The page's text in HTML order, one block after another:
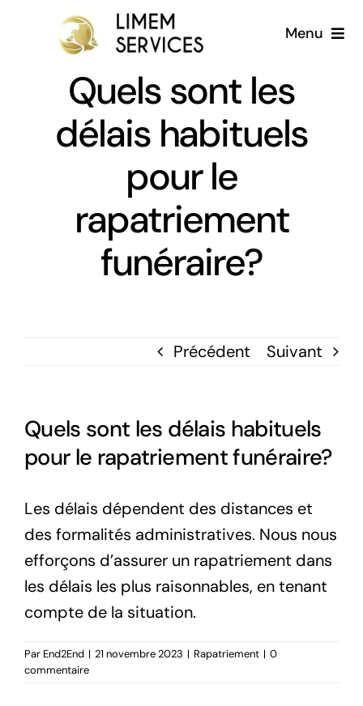
Menu
A propos
Services
Galerie
Blog
Quels sont les
délais habituels
pour le
rapatriement
funéraire?
Précédent Suivant
Quels sont les délais habituels
pour le rapatriement funéraire?
Les délais dépendent des distances et
des formalités administratives. Nous nous
efforçons d’assurer un rapatriement dans
les délais les plus raisonnables, en tenant
compte de la situation.
Par End2End | 21 novembre 2023 | Rapatriement | 0
commentaire